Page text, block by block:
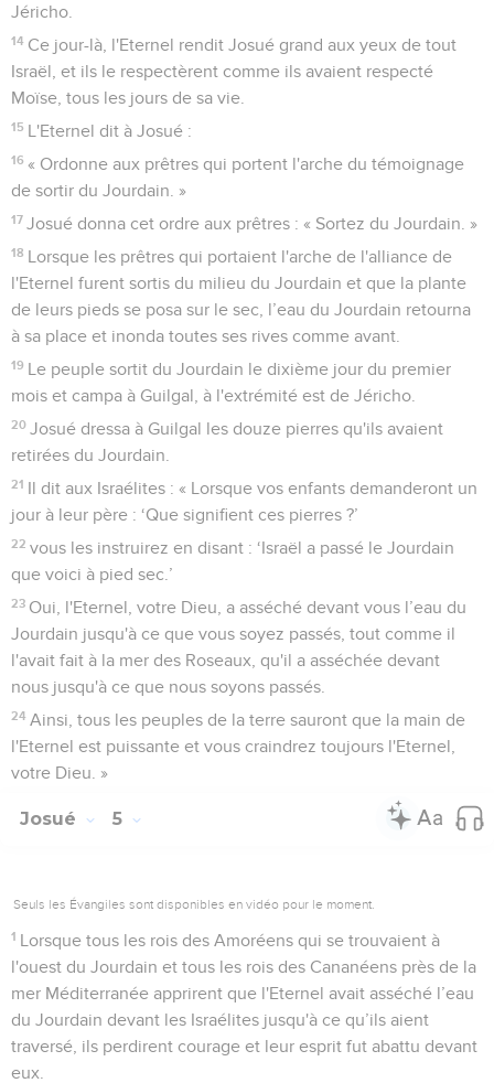
Jéricho.
14 Ce jour-là, l'Eternel rendit Josué grand aux yeux de tout
Israël, et ils le respectèrent comme ils avaient respecté
Moïse, tous les jours de sa vie.
15 L'Eternel dit à Josué :
16 « Ordonne aux prêtres qui portent l'arche du témoignage
de sortir du Jourdain. »
17 Josué donna cet ordre aux prêtres : « Sortez du Jourdain. »
18 Lorsque les prêtres qui portaient l'arche de l'alliance de
l'Eternel furent sortis du milieu du Jourdain et que la plante
de leurs pieds se posa sur le sec, l’eau du Jourdain retourna
à sa place et inonda toutes ses rives comme avant.
19 Le peuple sortit du Jourdain le dixième jour du premier
mois et campa à Guilgal, à l'extrémité est de Jéricho.
20 Josué dressa à Guilgal les douze pierres qu'ils avaient
retirées du Jourdain.
21 Il dit aux Israélites : « Lorsque vos enfants demanderont un
jour à leur père : ‘Que signifient ces pierres ?’
22 vous les instruirez en disant : ‘Israël a passé le Jourdain
que voici à pied sec.’
23 Oui, l'Eternel, votre Dieu, a asséché devant vous l’eau du
Jourdain jusqu'à ce que vous soyez passés, tout comme il
l'avait fait à la mer des Roseaux, qu'il a asséchée devant
nous jusqu'à ce que nous soyons passés.
24 Ainsi, tous les peuples de la terre sauront que la main de
l'Eternel est puissante et vous craindrez toujours l'Eternel,
votre Dieu. »
Josué 5
Seuls les Évangiles sont disponibles en vidéo pour le moment.
1 Lorsque tous les rois des Amoréens qui se trouvaient à
l'ouest du Jourdain et tous les rois des Cananéens près de la
mer Méditerranée apprirent que l'Eternel avait asséché l’eau
du Jourdain devant les Israélites jusqu'à ce qu’ils aient
traversé, ils perdirent courage et leur esprit fut abattu devant
eux.